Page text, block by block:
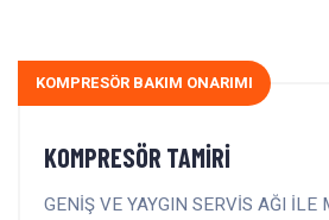
KOMPRESÖR BAKIM ONARIMI
KOMPRESÖR TAMİRİ
GENİŞ VE YAYGIN SERVİS AĞI İLE